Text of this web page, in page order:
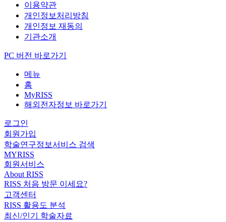
이용약관
개인정보처리방침
개인정보 재동의
기관소개
PC 버전 바로가기
메뉴
홈
MyRISS
해외전자정보 바로가기
로그인
회원가입
학술연구정보서비스 검색
MYRISS
회원서비스
About RISS
RISS 처음 방문 이세요?
고객센터
RISS 활용도 분석
최신/인기 학술자료